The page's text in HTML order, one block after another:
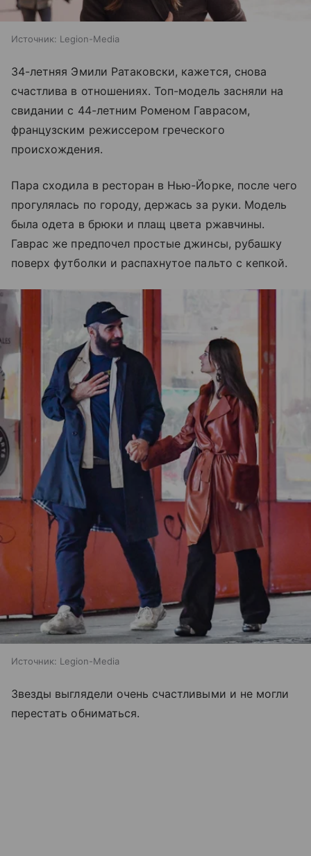
Источник: Legion-Media
34-летняя Эмили Ратаковски, кажется, снова
счастлива в отношениях. Топ-модель засняли на
свидании с 44-летним Роменом Гаврасом,
французским режиссером греческого
происхождения.
Пара сходила в ресторан в Нью-Йорке, после чего
прогулялась по городу, держась за руки. Модель
была одета в брюки и плащ цвета ржавчины.
Гаврас же предпочел простые джинсы, рубашку
поверх футболки и распахнутое пальто с кепкой.
Источник: Legion-Media
Звезды выглядели очень счастливыми и не могли
перестать обниматься.